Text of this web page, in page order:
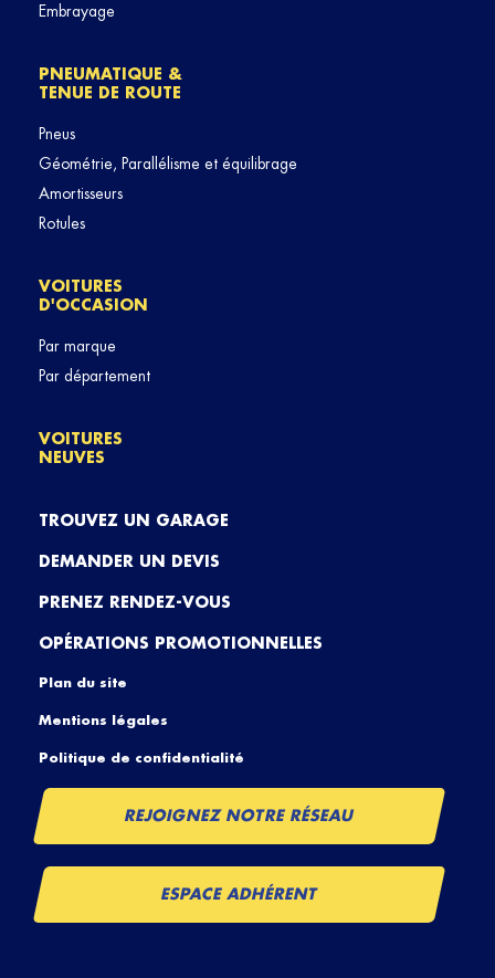
Embrayage
PNEUMATIQUE &
TENUE DE ROUTE
Pneus
Géométrie, Parallélisme et équilibrage
Amortisseurs
Rotules
VOITURES
D'OCCASION
Par marque
Par département
VOITURES
NEUVES
TROUVEZ UN GARAGE
DEMANDER UN DEVIS
PRENEZ RENDEZ-VOUS
OPÉRATIONS PROMOTIONNELLES
Plan du site
Mentions légales
Politique de confidentialité
REJOIGNEZ NOTRE RÉSEAU
ESPACE ADHÉRENT